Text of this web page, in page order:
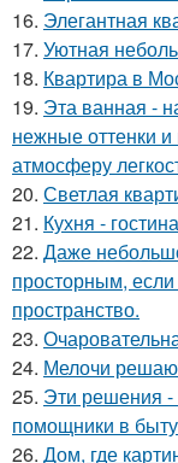
16. Элегантная
17. Уютная
18. Квартира в
19. Эта ванная -
нежные оттенки
атмосферу
20. Светлая
21. Кухня -
22. Даже
просторным,
пространство.
23.
24. Мелочи
25. Эти решения -
помощники в
26. Дом, где